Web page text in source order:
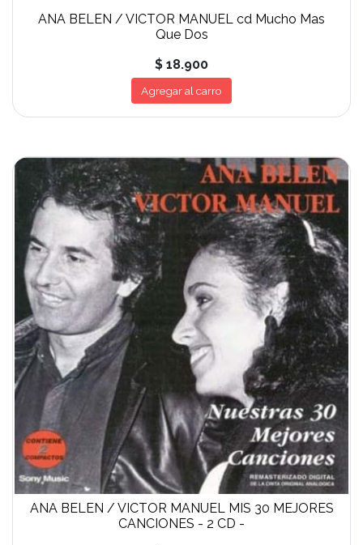
ANA BELEN / VICTOR MANUEL cd Mucho Mas
Que Dos
$ 18.900
Agregar al carro
ANA BELEN / VICTOR MANUEL MIS 30 MEJORES
CANCIONES - 2 CD -